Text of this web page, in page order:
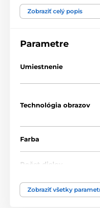
(v cm):
| 40x80 | 40x60
Kvalita je pre nás
Zobraziť celý popis
Parametre
Umiestnenie
Technológia obrazov
Farba
Počet dielov
Zobraziť všetky